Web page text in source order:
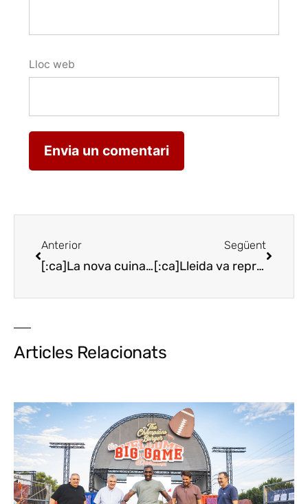
Lloc web
Anterior
[:ca]La nova cuina de Gerard Balasch a La Huerta[:es]La nueva cocina de Gerard Balasch en La Huerta[:en]The new cuisine from Gerard Balasch in La Huerta[:]
Següent
[:ca]Lleida va representar Catalunya a la trodaba de morters del món[:es]Lleida representó a Catalunya en el encuentro de morteros del mundo[:en]Lleida represented Catalonia in the world mortars meeting[:]
Articles Relacionats